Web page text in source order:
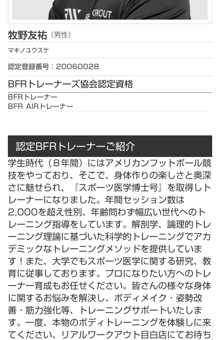
牧野友祐 （男性）
マキノユウスケ
認定登録番号：20060028
BFRトレーナーズ協会認定資格
BFRトレーナー
BFR AIRトレーナー
認定BFRトレーナーご紹介
学生時代（８年間）にはアメリカンフットボール競
技をやっており、そこで、身体作りの楽しさと奥深
さに魅せられ、『スポーツ医学博士号』を取得しト
レーナーになりました。年間セッション数は
2,000を超え性別、年齢問わず幅広い世代へのト
レーニング指導をしています。解剖学、論理的トレ
ーニング理論に基づいた科学的トレーニングでアカ
デミックなトレーニングメソッドを提供していま
す！また、大学でもスポーツ医学に関する研究、教
育に従事しております。プロになりたい方へのトレ
ーナー育成もお任せください。皆さんの様々な身体
に関するお悩みを解決し、ボディメイク・姿勢改
善・筋力強化等、トレーニングサポートいたしま
す。一度、本物のボディトレーニングを体験しに来
てください、リアルワークアウト目白店にてお待ち